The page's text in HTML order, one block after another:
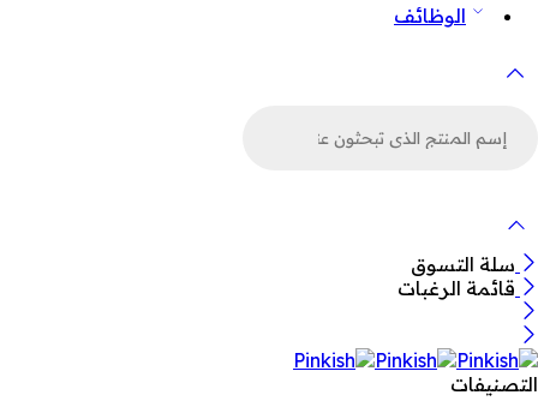
الوظائف
سلة التسوق
قائمة الرغبات
التصنيفات